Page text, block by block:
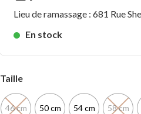
Lieu de ramassage : 681 Rue
En stock
Taille
46 cm 50 cm 54 cm 58 cm